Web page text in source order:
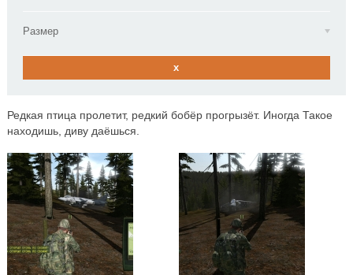
Размер
x
Редкая птица пролетит, редкий бобёр прогрызёт. Иногда Такое
находишь, диву даёшься.